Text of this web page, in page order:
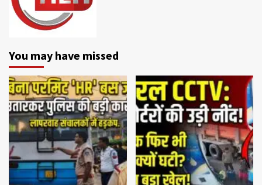
You may have missed